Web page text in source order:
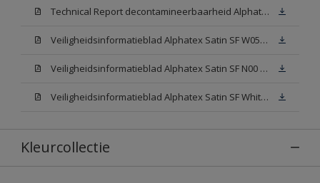
Technical Report decontamineerbaarheid Alphatex Satin SF
Veiligheidsinformatieblad Alphatex Satin SF W05 (MSDS)
Veiligheidsinformatieblad Alphatex Satin SF N00 (MSDS)
Veiligheidsinformatieblad Alphatex Satin SF White (MSDS)
Kleurcollectie